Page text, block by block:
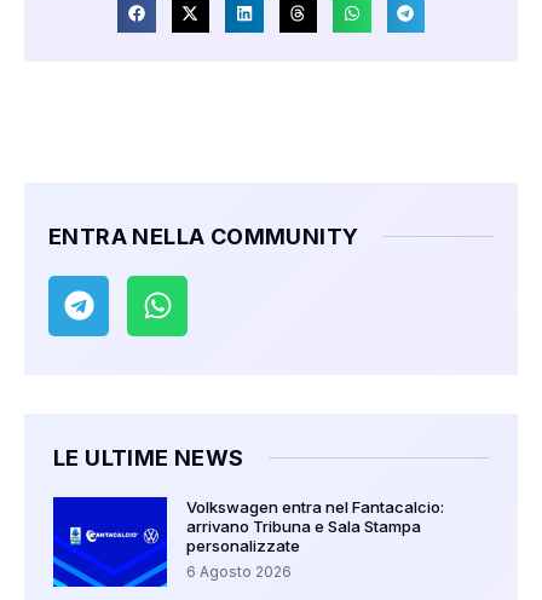
ENTRA NELLA COMMUNITY
LE ULTIME NEWS
Volkswagen entra nel Fantacalcio:
arrivano Tribuna e Sala Stampa
personalizzate
6 Agosto 2026